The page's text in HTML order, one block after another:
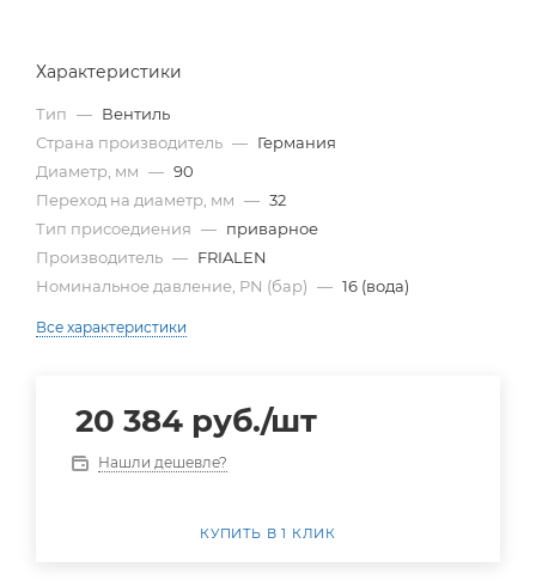
Характеристики
Тип — Вентиль
Страна производитель — Германия
Диаметр, мм — 90
Переход на диаметр, мм — 32
Тип присоедиения — приварное
Производитель — FRIALEN
Номинальное давление, PN (бар) — 16 (вода)
Все характеристики
20 384 руб./шт
Нашли дешевле?
КУПИТЬ В 1 КЛИК